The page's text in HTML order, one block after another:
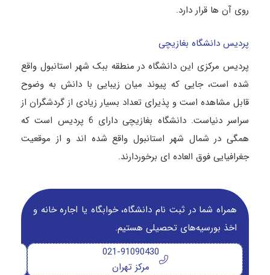
روی آن ها قرار دارد.
پردیس دانشگاه بغازیچی
پردیس مرکزی این دانشگاه در منطقه ببک شهر استانبول واقع
شده است، جایی که پیوند میان زیبایی با دانش به وضوح
قابل مشاهده است و پذیرای تعداد بسیار زیادی از گردشگران از
سراسر دنیاست. دانشگاه بغازیچی دارای 6 پردیس است که
همگی در شمال شهر استانبول واقع شده اند و از موقعیت
جغرافیایی فوق العاده ای برخوردارند.
همراه شما در ثبت نام دانشگاه‌، خوابگاه یا اجاره خانه و
اخذ بورسیه‌های تحصیلی هستیم.
021-91090430
مرکز تهران